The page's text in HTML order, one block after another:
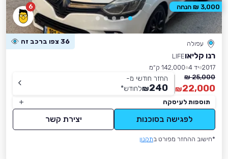
6
עפולה 36 צפו ברכב זה
רנו קליאוLIFE
2017 יד 4
142,000 ק״מ
25,000 ₪
22,000
₪
החזר חודשי מ-
240
₪לחודש*
תוספות לעיסקה
לפגישה בסוכנות יצירת קשר
*חישוב ההחזר מפורט בתקנון
3,000 ₪ הנחה